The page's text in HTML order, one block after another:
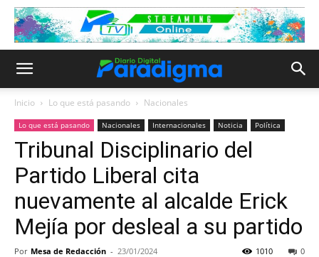
Inicio Lo que está pasando Nacionales
Lo que está pasando Nacionales Internacionales Noticia Política
Tribunal Disciplinario del
Partido Liberal cita
nuevamente al alcalde Erick
Mejía por desleal a su partido
Por Mesa de Redacción - 23/01/2024 0
1010